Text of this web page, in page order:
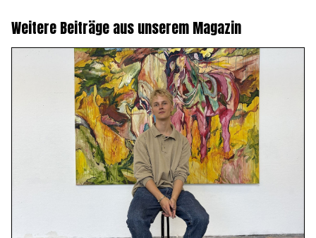
Weitere Beiträge aus unserem Magazin